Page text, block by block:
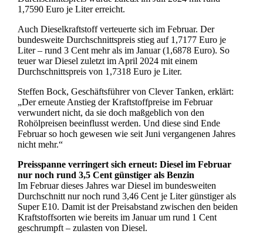
1,7590 Euro je Liter erreicht.
Auch Dieselkraftstoff verteuerte sich im Februar. Der
bundesweite Durchschnittspreis stieg auf 1,7177 Euro je
Liter – rund 3 Cent mehr als im Januar (1,6878 Euro). So
teuer war Diesel zuletzt im April 2024 mit einem
Durchschnittspreis von 1,7318 Euro je Liter.
Steffen Bock, Geschäftsführer von Clever Tanken, erklärt:
„Der erneute Anstieg der Kraftstoffpreise im Februar
verwundert nicht, da sie doch maßgeblich von den
Rohölpreisen beeinflusst werden. Und diese sind Ende
Februar so hoch gewesen wie seit Juni vergangenen Jahres
nicht mehr.“
Preisspanne verringert sich erneut: Diesel im Februar
nur noch rund 3,5 Cent günstiger als Benzin
Im Februar dieses Jahres war Diesel im bundesweiten
Durchschnitt nur noch rund 3,46 Cent je Liter günstiger als
Super E10. Damit ist der Preisabstand zwischen den beiden
Kraftstoffsorten wie bereits im Januar um rund 1 Cent
geschrumpft – zulasten von Diesel.